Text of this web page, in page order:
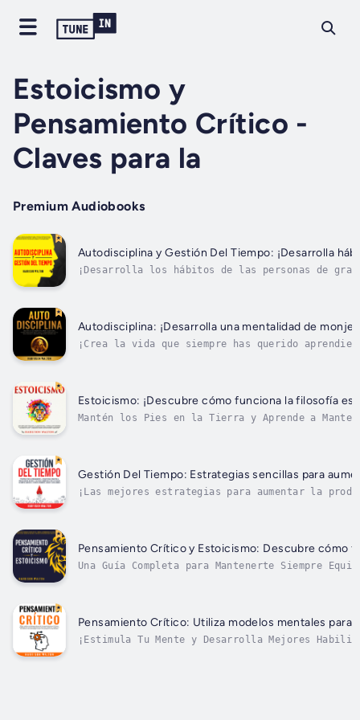
Estoicismo y
Pensamiento Crítico -
Claves para la
Premium Audiobooks
Autodisciplina y Gestión Del Tiempo: ¡Desarrolla
¡Desarrolla los hábitos de las personas de
Autodisciplina: ¡Desarrolla una mentalidad de
¡Crea la vida que siempre has querido
Estoicismo: ¡Descubre cómo funciona la filosofía
Mantén los Pies en la Tierra y Aprende a
Gestión Del Tiempo: Estrategias sencillas para
¡Las mejores estrategias para aumentar la
Pensamiento Crítico y Estoicismo: Descubre cómo
Una Guía Completa para Mantenerte Siempre
Pensamiento Crítico: Utiliza modelos mentales
¡Estimula Tu Mente y Desarrolla Mejores